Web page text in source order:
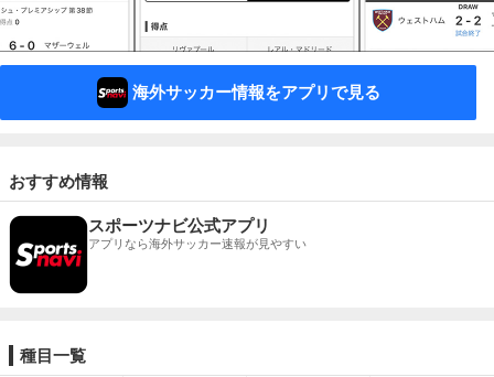
海外サッカー情報をアプリで見る
おすすめ情報
スポーツナビ公式アプリ
アプリなら海外サッカー速報が見やすい
種目一覧